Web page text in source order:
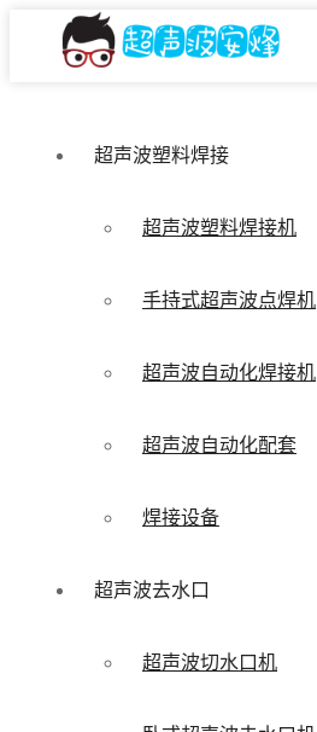
超声波塑料焊接
超声波塑料焊接机
手持式超声波点焊机
超声波自动化焊接机
超声波自动化配套
焊接设备
超声波去水口
超声波切水口机